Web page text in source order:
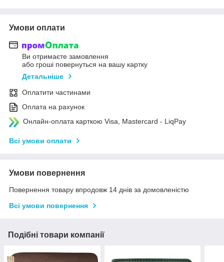
Умови оплати
Ви отримаєте замовлення
або гроші повернуться на вашу картку
Детальніше
Оплатити частинами
Оплата на рахунок
Онлайн-оплата карткою Visa, Mastercard - LiqPay
Всі умови оплати
Умови повернення
Повернення товару впродовж 14 днів за домовленістю
Всі умови повернення
Подібні товари компанії